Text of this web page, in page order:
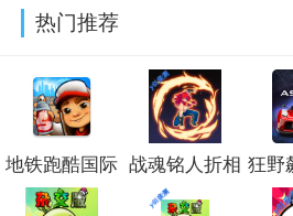
热门推荐
地铁跑酷国际
服破解版下载
战魂铭人折相
思内置修改器
狂野
修